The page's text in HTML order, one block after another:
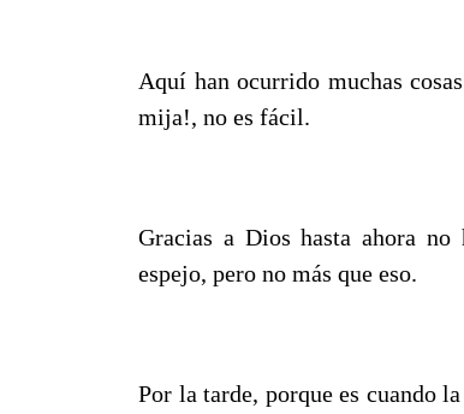
Aquí han ocurrido muchas
mija!, no es fácil.
Gracias a Dios hasta ahora
espejo, pero no más que eso.
Por la tarde, porque es cuando